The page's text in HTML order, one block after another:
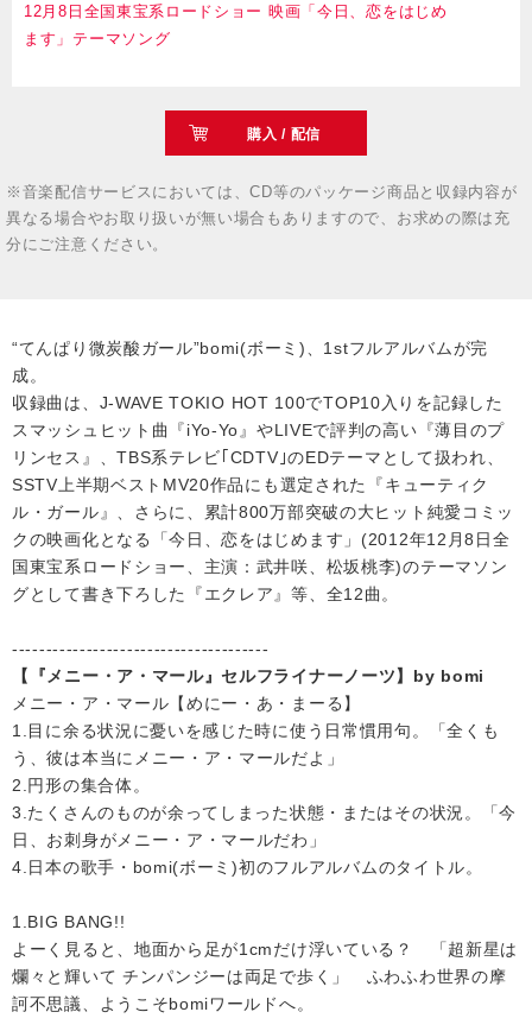
12月8日全国東宝系ロードショー 映画「今日、恋をはじめ
ます」テーマソング
購入 / 配信
※音楽配信サービスにおいては、CD等のパッケージ商品と収録内容が
異なる場合やお取り扱いが無い場合もありますので、お求めの際は充
分にご注意ください。
“てんぱり微炭酸ガール”bomi(ボーミ)、1stフルアルバムが完
成。
収録曲は、J-WAVE TOKIO HOT 100でTOP10入りを記録した
スマッシュヒット曲『iYo-Yo』やLIVEで評判の高い『薄目のプ
リンセス』、TBS系テレビ｢CDTV｣のEDテーマとして扱われ、
SSTV上半期ベストMV20作品にも選定された『キューティク
ル・ガール』、さらに、累計800万部突破の大ヒット純愛コミッ
クの映画化となる「今日、恋をはじめます」(2012年12月8日全
国東宝系ロードショー、主演：武井咲、松坂桃李)のテーマソン
グとして書き下ろした『エクレア』等、全12曲。
--------------------------------------
【『メニー・ア・マール』セルフライナーノーツ】by bomi
メニー・ア・マール【めにー・あ・まーる】
1.目に余る状況に憂いを感じた時に使う日常慣用句。「全くも
う、彼は本当にメニー・ア・マールだよ」
2.円形の集合体。
3.たくさんのものが余ってしまった状態・またはその状況。「今
日、お刺身がメニー・ア・マールだわ」
4.日本の歌手・bomi(ボーミ)初のフルアルバムのタイトル。
1.BIG BANG!!
よーく見ると、地面から足が1cmだけ浮いている？ 「超新星は
爛々と輝いて チンパンジーは両足で歩く」 ふわふわ世界の摩
訶不思議、ようこそbomiワールドへ。